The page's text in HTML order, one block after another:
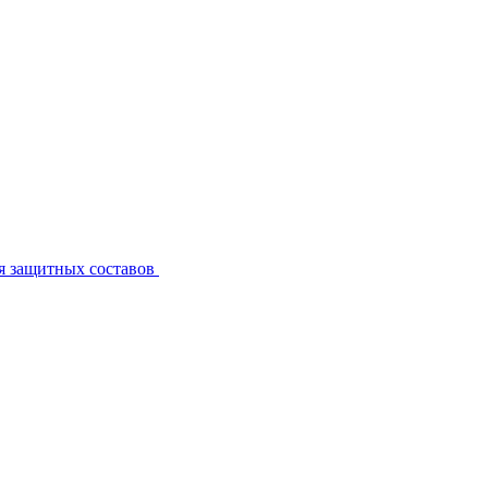
защитных составов